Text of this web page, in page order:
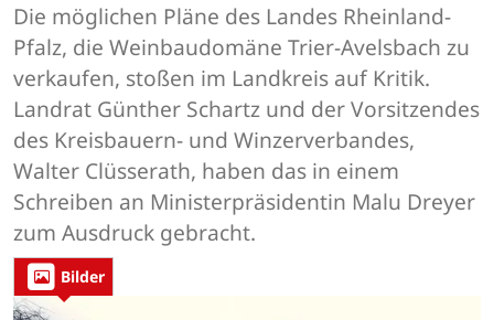
Die möglichen Pläne des Landes Rheinland-
Pfalz, die Weinbaudomäne Trier-Avelsbach zu
verkaufen, stoßen im Landkreis auf Kritik.
Landrat Günther Schartz und der Vorsitzendes
des Kreisbauern- und Winzerverbandes,
Walter Clüsserath, haben das in einem
Schreiben an Ministerpräsidentin Malu Dreyer
zum Ausdruck gebracht.
Bilder